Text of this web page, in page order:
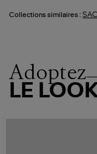
Collections similaires :
Adoptez
LE